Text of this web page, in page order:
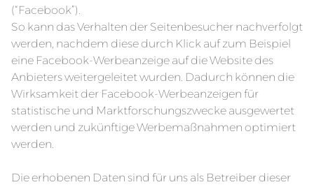
(“Facebook”).
So kann das Verhalten der Seitenbesucher nachverfolgt
werden, nachdem diese durch Klick auf zum Beispiel
eine Facebook-Werbeanzeige auf die Website des
Anbieters weitergeleitet wurden. Dadurch können die
Wirksamkeit der Facebook-Werbeanzeigen für
statistische und Marktforschungszwecke ausgewertet
werden und zukünftige Werbemaßnahmen optimiert
werden.
Die erhobenen Daten sind für uns als Betreiber dieser